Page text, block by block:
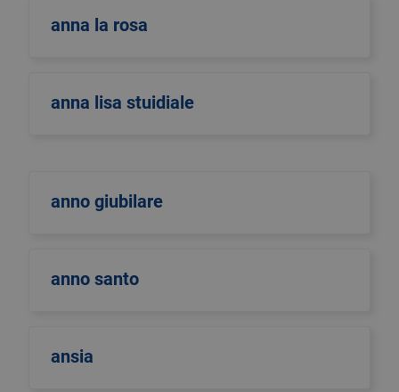
anna la rosa
anna lisa stuidiale
anno giubilare
anno santo
ansia